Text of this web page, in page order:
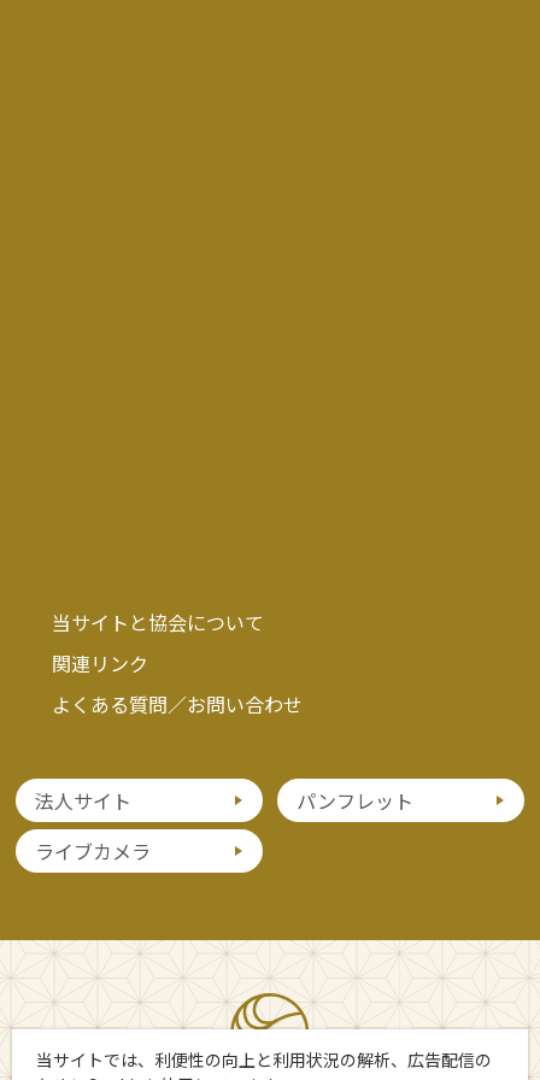
当サイトと協会について
関連リンク
よくある質問／お問い合わせ
法人サイト
パンフレット
ライブカメラ
当サイトでは、利便性の向上と利用状況の解析、広告配信の